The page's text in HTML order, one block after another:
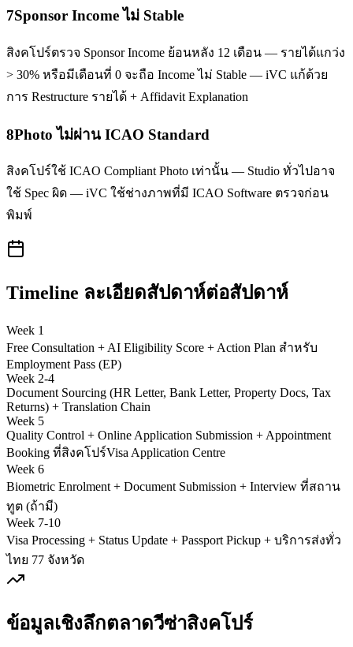
7Sponsor Income ไม่ Stable
สิงคโปร์ตรวจ Sponsor Income ย้อนหลัง 12 เดือน — รายได้แกว่ง
> 30% หรือมีเดือนที่ 0 จะถือ Income ไม่ Stable — iVC แก้ด้วย
การ Restructure รายได้ + Affidavit Explanation
8Photo ไม่ผ่าน ICAO Standard
สิงคโปร์ใช้ ICAO Compliant Photo เท่านั้น — Studio ทั่วไปอาจ
ใช้ Spec ผิด — iVC ใช้ช่างภาพที่มี ICAO Software ตรวจก่อน
พิมพ์
Timeline ละเอียดสัปดาห์ต่อสัปดาห์
Week 1
Free Consultation + AI Eligibility Score + Action Plan สำหรับ
Employment Pass (EP)
Week 2-4
Document Sourcing (HR Letter, Bank Letter, Property Docs, Tax
Returns) + Translation Chain
Week 5
Quality Control + Online Application Submission + Appointment
Booking ที่สิงคโปร์Visa Application Centre
Week 6
Biometric Enrolment + Document Submission + Interview ที่สถาน
ทูต (ถ้ามี)
Week 7-10
Visa Processing + Status Update + Passport Pickup + บริการส่งทั่ว
ไทย 77 จังหวัด
ข้อมูลเชิงลึกตลาดวีซ่าสิงคโปร์